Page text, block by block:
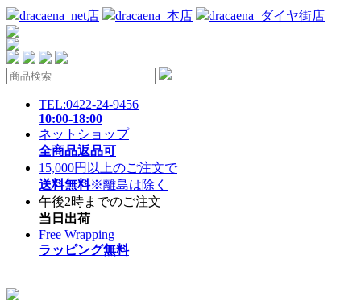
dracaena_net店 dracaena_本店 dracaena_ダイヤ街店
TEL:0422-24-9456
10:00-18:00
ネットショップ
全商品返品可
15,000円以上のご注文で
送料無料※離島は除く
午後2時までのご注文
当日出荷
Free Wrapping
ラッピング無料